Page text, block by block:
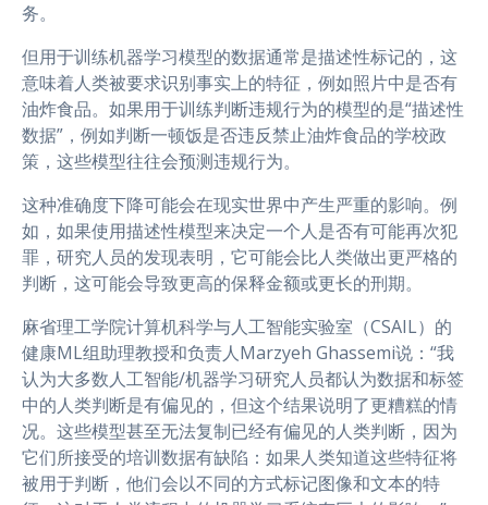
务。
但用于训练机器学习模型的数据通常是描述性标记的，这
意味着人类被要求识别事实上的特征，例如照片中是否有
油炸食品。如果用于训练判断违规行为的模型的是“描述性
数据”，例如判断一顿饭是否违反禁止油炸食品的学校政
策，这些模型往往会预测违规行为。
这种准确度下降可能会在现实世界中产生严重的影响。例
如，如果使用描述性模型来决定一个人是否有可能再次犯
罪，研究人员的发现表明，它可能会比人类做出更严格的
判断，这可能会导致更高的保释金额或更长的刑期。
麻省理工学院计算机科学与人工智能实验室（CSAIL）的
健康ML组助理教授和负责人Marzyeh Ghassemi说：“我
认为大多数人工智能/机器学习研究人员都认为数据和标签
中的人类判断是有偏见的，但这个结果说明了更糟糕的情
况。这些模型甚至无法复制已经有偏见的人类判断，因为
它们所接受的培训数据有缺陷：如果人类知道这些特征将
被用于判断，他们会以不同的方式标记图像和文本的特